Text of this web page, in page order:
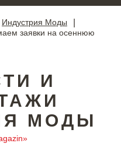
Индустрия Моды
заявки на осеннюю
И
МОДЫ